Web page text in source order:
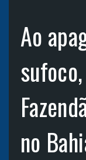
Ao
no